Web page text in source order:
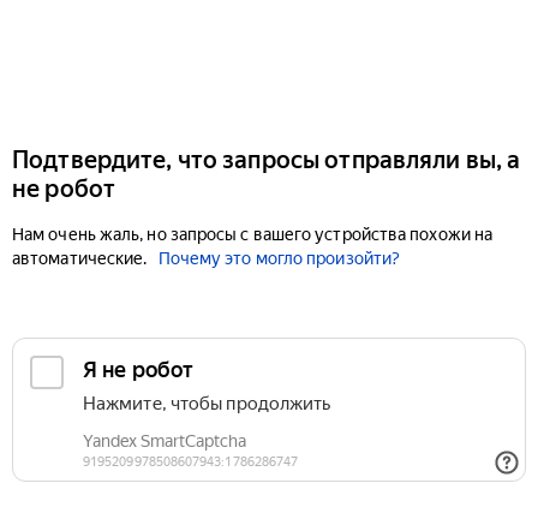
Подтвердите, что запросы отправляли вы, а
не робот
Нам очень жаль, но запросы с вашего устройства похожи на
автоматические.
Почему это могло произойти?